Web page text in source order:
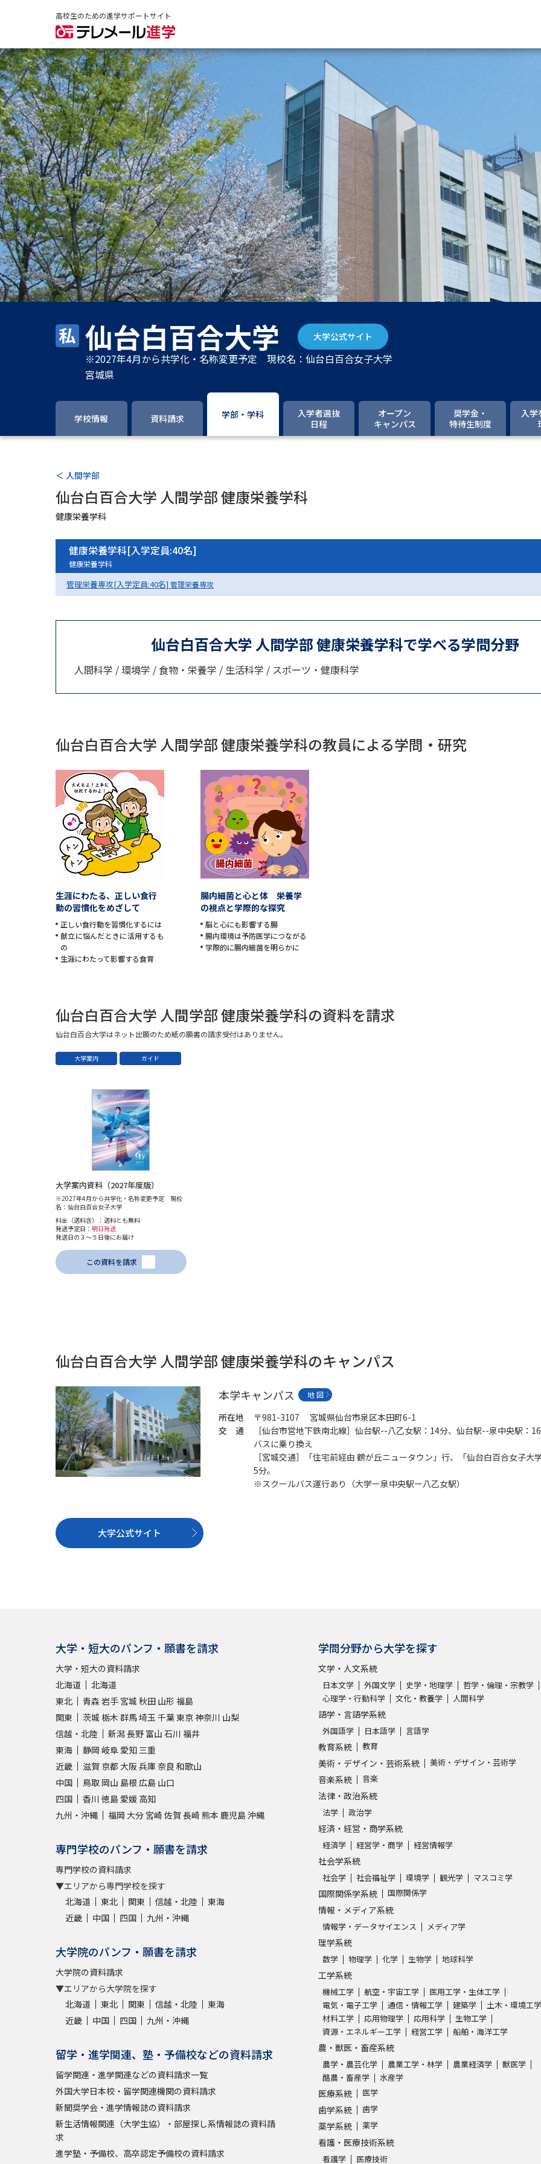
高校生のための進学サポートサイト
大学・短大の資料種類から請求
大学パンフ
学部・学科パンフ
総合型選抜・学校推薦型選抜 募集要項
大学入学共通テスト利用選抜の募集要項
大学・短大以外の資料から請
専門学校の資料請求 大学院の資料請求
大学入学共通テスト「受験案内」の請求
大学入学共通テスト「受験上の配慮案内
高等学校（情報）教員資格認定試験
大学研究
大学で学べる内容や特徴を調
国際・
来場型・Web型イベント特集
夢ナビラ
受験準備
志望校・出願校を調べる
Ｑ＆Ａ よくあるご質問 大学進学IDに
受付内
仙台白百合大学 大学公式サイト
※2027年4月から共学化・名称変更予定 現校名：仙台白百合女子大学
宮城県
学校情報 資料請求 学部・学科
入学者選抜
日程
オープン
キャンパス
奨学金・
特待生制度
入学
＜ 人間学部
仙台白百合大学 人間学部 健康栄養学科
健康栄養学科
健康栄養学科[入学定員:40名]
健康栄養学科
管理栄養専攻[入学定員:40名] 管理栄養専攻
仙台白百合大学 人間学部 健康栄養学科で学べる学問分野
人間科学 / 環境学 / 食物・栄養学 / 生活科学 / スポーツ・健康科学
仙台白百合大学 人間学部 健康栄養学科の教員による学問・研究
生涯にわたる、正しい食行
動の習慣化をめざして
正しい食行動を習慣化するには
献立に悩んだときに活用するも
の
生涯にわたって影響する食育
腸内細菌と心と体 栄養学
の視点と学際的な探究
脳と心にも影響する腸
腸内環境は予防医学につながる
学際的に腸内細菌を明らかに
仙台白百合大学 人間学部 健康栄養学科の資料を請求
仙台白百合大学はネット出願のため紙の願書の請求受付はありません。
大学案内 ガイド
大学案内資料（2027年度版）
※2027年4月から共学化・名称変更予定 現校
名：仙台白百合女子大学
料金（送料含）：送料とも無料
発送予定日： 明日発送
発送日の３～５日後にお届け
この資料を請求
仙台白百合大学 人間学部 健康栄養学科のキャンパス
本学キャンパス 地 図
所在地
〒981-3107 宮城県仙台市泉区本田町6-1
交 通
［仙台市営地下鉄南北線］仙台駅--八乙女駅：14分、仙台駅--泉中央駅：
バスに乗り換え
［宮城交通］「住宅前経由 鶴が丘ニュータウン」行、「仙台白百合女子大
5分。
※スクールバス運行あり（大学ー泉中央駅ー八乙女駅）
大学公式サイト
大学・短大のパンフ・願書を請求
大学・短大の資料請求
北海道
北海道
東北
青森 岩手 宮城 秋田 山形 福島
関東
茨城 栃木 群馬埼玉 千葉東京神奈川 山梨
信越・北陸
新潟長野 富山 石川 福井
東海
静岡 岐阜 愛知 三重
近畿
滋賀 京都 大阪兵庫奈良 和歌山
中国
鳥取 岡山 島根 広島 山口
四国
香川 徳島 愛媛 高知
九州・沖縄
福岡 大分 宮崎 佐賀 長崎 熊本 鹿児島沖縄
専門学校のパンフ・願書を請求
専門学校の資料請求
▼エリアから専門学校を探す
北海道
東北 関東 信越・北陸
東海
近畿
中国 四国 九州・沖縄
大学院のパンフ・願書を請求
大学院の資料請求
▼エリアから大学院を探す
北海道
東北 関東 信越・北陸
東海
近畿
中国 四国 九州・沖縄
留学・進学関連、塾・予備校などの資料請求
留学関連・進学関連などの資料請求一覧
外国大学日本校・留学関連機関の資料請求
新聞奨学会・進学情報誌の資料請求
新生活情報関連（大学生協）・部屋探し系情報誌の資料請
求
進学塾・予備校、高卒認定予備校の資料請求
学問分野から大学を探す
文学・人文系統
日本文学 外国文学 史学・地理学
哲学・倫理・宗教学
心理学・行動科学
文化・教養学 人間科学
語学・言語学系統
外国語学 日本語学 言語学
教育系統 教育
美術・デザイン・芸術系統 美術・デザイン・芸術学
音楽系統 音楽
法律・政治系統
法学 政治学
経済・経営・商学系統
経済学 経営学・商学 経営情報学
社会学系統
社会学 社会福祉学 環境学 観光学 マスコミ学
国際関係学系統 国際関係学
情報・メディア系統
情報学・データサイエンス メディア学
理学系統
数学 物理学 化学 生物学 地球科学
工学系統
機械工学 航空・宇宙工学
医用工学・生体工学
電気・電子工学
通信・情報工学 建築学
土木・環境工学
材料工学
応用物理学 応用科学
生物工学
資源・エネルギー工学
経営工学 船舶・海洋工学
農・獣医・畜産系統
農学・農芸化学 農業工学・林学 農業経済学
獣医学
酪農・畜産学
水産学
医療系統 医学
歯学系統 歯学
薬学系統 薬学
看護・医療技術系統
看護学 医療技術